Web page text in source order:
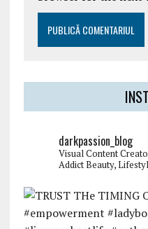
darkpassion_blog
Visual Content
AddictBeauty,